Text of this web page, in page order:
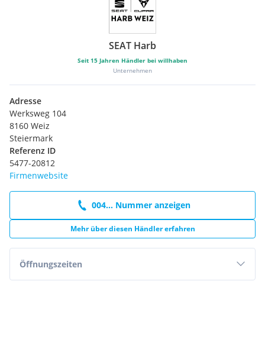
SEAT Harb
Seit 15 Jahren Händler bei willhaben
Unternehmen
Adresse
Werksweg 104
8160 Weiz
Steiermark
Referenz ID
5477-20812
Firmenwebsite
004... Nummer anzeigen
Mehr über diesen Händler erfahren
Öffnungszeiten